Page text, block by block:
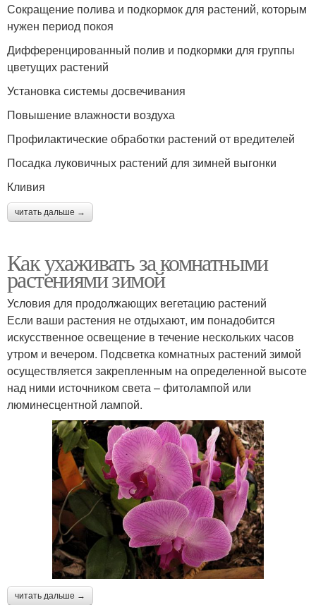
Сокращение полива и подкормок для растений, которым
нужен период покоя
Дифференцированный полив и подкормки для группы
цветущих растений
Установка системы досвечивания
Повышение влажности воздуха
Профилактические обработки растений от вредителей
Посадка луковичных растений для зимней выгонки
Кливия
читать дальше →
Как ухаживать за комнатными
растениями зимой
Условия для продолжающих вегетацию растений
Если ваши растения не отдыхают, им понадобится
искусственное освещение в течение нескольких часов
утром и вечером. Подсветка комнатных растений зимой
осуществляется закрепленным на определенной высоте
над ними источником света – фитолампой или
люминесцентной лампой.
читать дальше →